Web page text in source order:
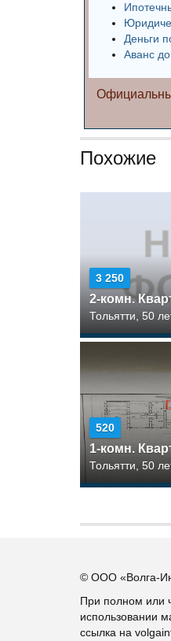
Деньги
Аванс
Похожие
3 250
2-комн.
Тольятти, 50
520
1-комн.
Тольятти, 50
© ООО «Волга-
При полном или
использовании
ссылка на